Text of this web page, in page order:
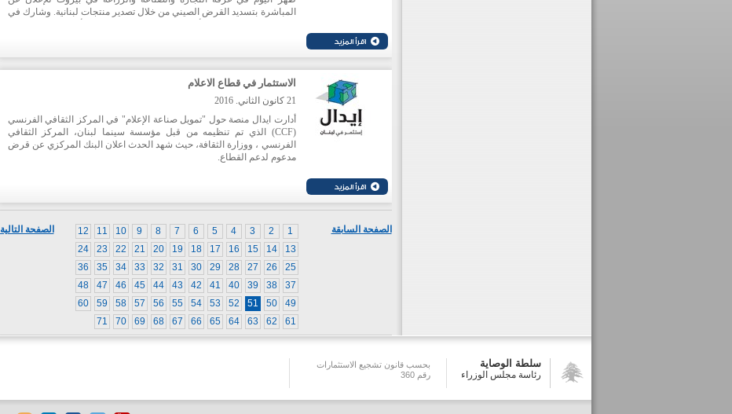
المباشرة بتسديد القرض الصيني من خلال تصدير منتجات لبنانية. وشارك في
الاستثمار في قطاع الاعلام
21 كانون الثاني. 2016
أدارت ايدال منصة حول "تمويل صناعة الإعلام" في المركز الثقافي الفرنسي
(CCF) الذي تم تنظيمه من قبل مؤسسة سينما لبنان، المركز الثقافي
الفرنسي ، ووزارة الثقافة، حيث شهد الحدث اعلان البنك المركزي عن قرض
مدعوم لدعم القطاع.
الصفحة التالية 1
2
3
4
5
6
7
8
9
10
11
12
13
14
15
16
17
18
19
20
21
22
23
24
25
26
27
28
29
30
31
32
33
34
35
36
37
38
39
40
41
42
43
44
45
46
47
48
49
50
51
52
53
54
55
56
57
58
59
60
61
62
63
64
65
66
67
68
69
70
71
الصفحة السابقة
سلطة الوصاية
رئاسة مجلس الوزراء
بحسب قانون تشجيع الاستثمارات
رقم 360